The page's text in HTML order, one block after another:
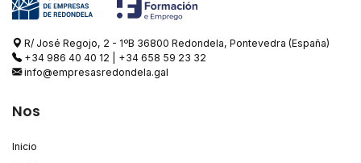
R/ José Regojo, 2 - 1ºB 36800 Redondela, Pontevedra (España)
+34 986 40 40 12
+34 658 59 23 32
info@empresasredondela.gal
Nos
Inicio